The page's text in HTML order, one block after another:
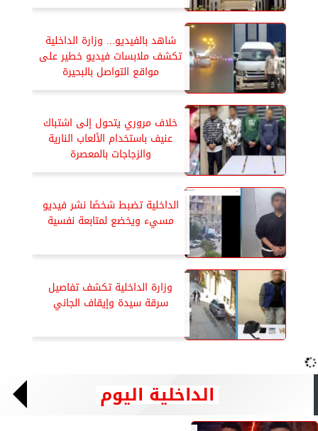
شاهد بالفيديو... وزارة الداخلية
تكشف ملابسات فيديو خطير على
مواقع التواصل بالبحيرة
خلاف مروري يتحول إلى اشتباك
عنيف باستخدام الألعاب النارية
والزجاجات بالمعصرة
الداخلية تضبط شخصًا نشر فيديو
مسيء ويخضع لمتابعة نفسية
وزارة الداخلية تكشف تفاصيل
سرقة سيدة وإيقاف الجاني
الداخلية اليوم